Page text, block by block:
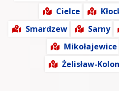
Cielce
Smardzew
Sarny
Mikołajewice
Żelisław-